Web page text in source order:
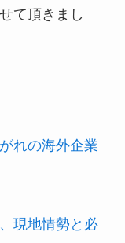
て頂きまし
れの海外企業
現地情勢と必